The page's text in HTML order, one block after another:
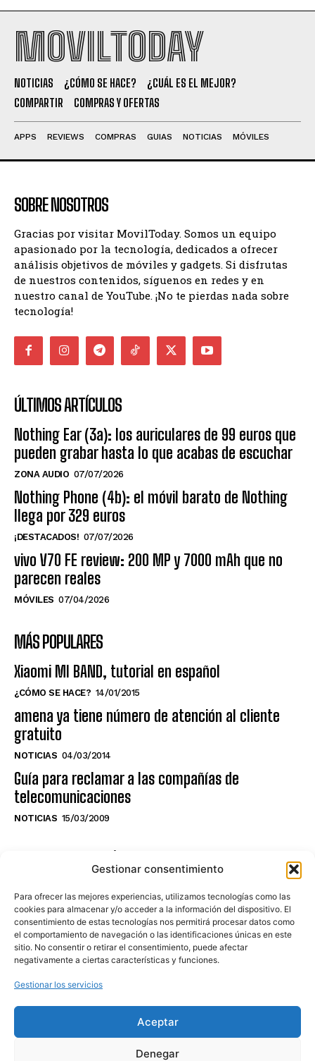
Gestionar consentimiento
Para ofrecer las mejores experiencias, utilizamos tecnologías como las
cookies para almacenar y/o acceder a la información del dispositivo. El
consentimiento de estas tecnologías nos permitirá procesar datos como
el comportamiento de navegación o las identificaciones únicas en este
sitio. No consentir o retirar el consentimiento, puede afectar
negativamente a ciertas características y funciones.
Gestionar los servicios
Aceptar
Denegar
MOVILTODAY
NOTICIAS ¿CÓMO SE HACE?
¿CUÁL ES EL MEJOR?
COMPARTIR
COMPRAS Y OFERTAS
APPS REVIEWS COMPRAS GUIAS NOTICIAS MÓVILES
SOBRE NOSOTROS
Gracias por visitar MovilToday. Somos un equipo
apasionado por la tecnología, dedicados a ofrecer
análisis objetivos de móviles y gadgets. Si disfrutas
de nuestros contenidos, síguenos en redes y en
nuestro canal de YouTube. ¡No te pierdas nada sobre
tecnología!
ÚLTIMOS ARTÍCULOS
Nothing Ear (3a): los auriculares de 99 euros que
pueden grabar hasta lo que acabas de escuchar
ZONA AUDIO 07/07/2026
Nothing Phone (4b): el móvil barato de Nothing
llega por 329 euros
¡DESTACADOS! 07/07/2026
vivo V70 FE review: 200 MP y 7000 mAh que no
parecen reales
MÓVILES 07/04/2026
MÁS POPULARES
Xiaomi MI BAND, tutorial en español
¿CÓMO SE HACE? 14/01/2015
amena ya tiene número de atención al cliente
gratuito
NOTICIAS 04/03/2014
Guía para reclamar a las compañías de
telecomunicaciones
NOTICIAS 15/03/2009
NO TE PIERDAS LO ÚLTIMO DEL CANAL
Haz clic en «Estoy de acuerdo» para
activar Youtube
POLÍTICA DE COOKIES